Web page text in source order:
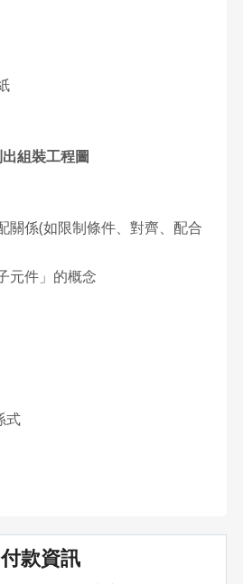
組裝工程圖
關係(如限制條件、對齊、配合
元件」的概念
式
付款資訊